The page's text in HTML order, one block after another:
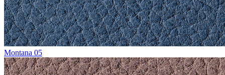
Montana 05